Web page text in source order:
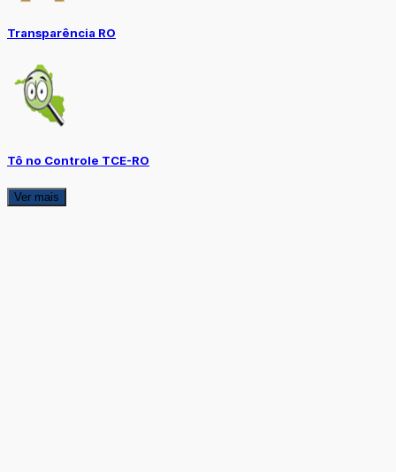
Transparência RO
Tô no Controle TCE-RO
Ver mais